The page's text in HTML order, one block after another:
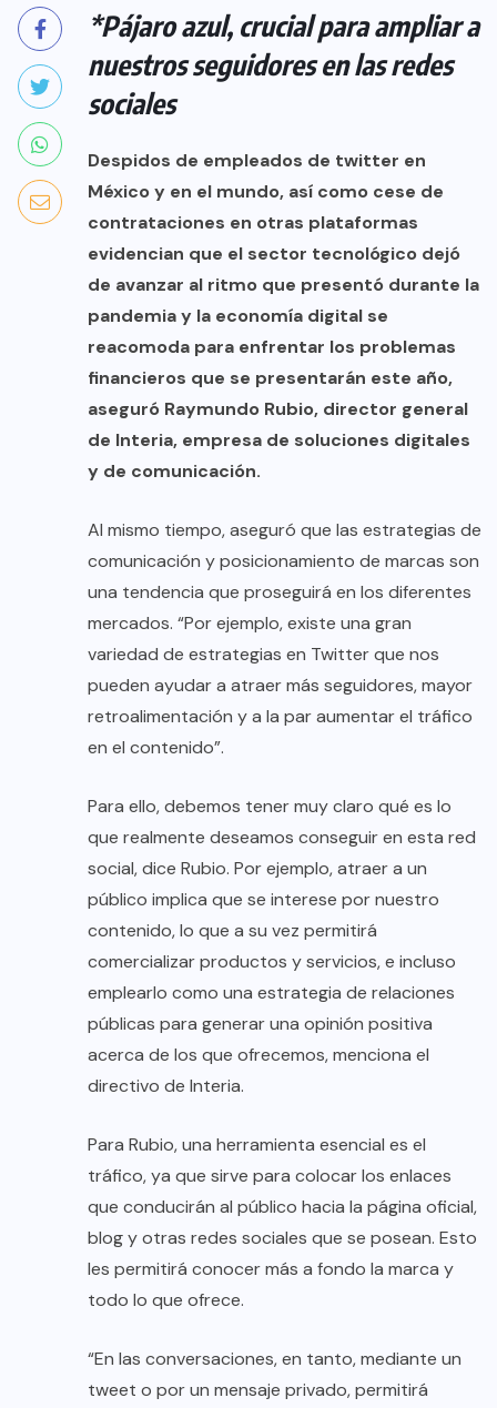
*Pájaro azul, crucial para ampliar a
nuestros seguidores en las redes
sociales
Despidos de empleados de twitter en
México y en el mundo, así como cese de
contrataciones en otras plataformas
evidencian que el sector tecnológico dejó
de avanzar al ritmo que presentó durante la
pandemia y la economía digital se
reacomoda para enfrentar los problemas
financieros que se presentarán este año,
aseguró Raymundo Rubio, director general
de Interia, empresa de soluciones digitales
y de comunicación.
Al mismo tiempo, aseguró que las estrategias de
comunicación y posicionamiento de marcas son
una tendencia que proseguirá en los diferentes
mercados. “Por ejemplo, existe una gran
variedad de estrategias en Twitter que nos
pueden ayudar a atraer más seguidores, mayor
retroalimentación y a la par aumentar el tráfico
en el contenido”.
Para ello, debemos tener muy claro qué es lo
que realmente deseamos conseguir en esta red
social, dice Rubio. Por ejemplo, atraer a un
público implica que se interese por nuestro
contenido, lo que a su vez permitirá
comercializar productos y servicios, e incluso
emplearlo como una estrategia de relaciones
públicas para generar una opinión positiva
acerca de los que ofrecemos, menciona el
directivo de Interia.
Para Rubio, una herramienta esencial es el
tráfico, ya que sirve para colocar los enlaces
que conducirán al público hacia la página oficial,
blog y otras redes sociales que se posean. Esto
les permitirá conocer más a fondo la marca y
todo lo que ofrece.
“En las conversaciones, en tanto, mediante un
tweet o por un mensaje privado, permitirá